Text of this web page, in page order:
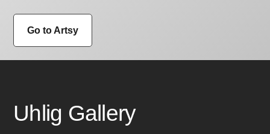
Go to Artsy
Uhlig Gallery